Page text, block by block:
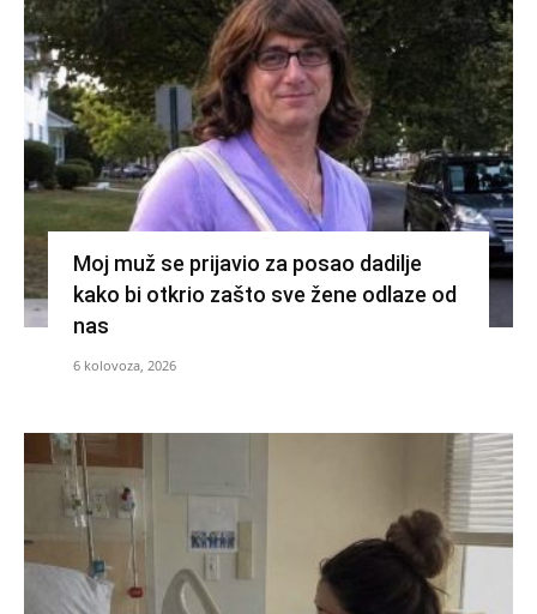
Moj muž se prijavio za posao dadilje
kako bi otkrio zašto sve žene odlaze od
nas
6 kolovoza, 2026